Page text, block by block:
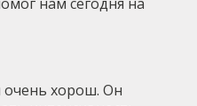
очень хорош. Он